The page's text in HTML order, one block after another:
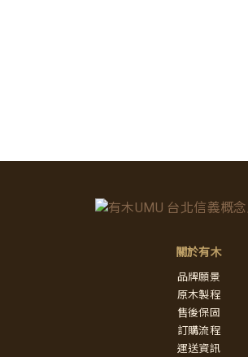
關於有木
品牌願景
原木製程
售後保固
訂購流程
運送資訊